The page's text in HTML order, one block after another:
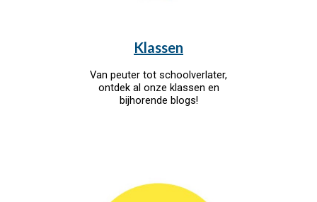
Klassen
Van peuter tot schoolverlater,
ontdek al onze klassen en
bijhorende blogs!